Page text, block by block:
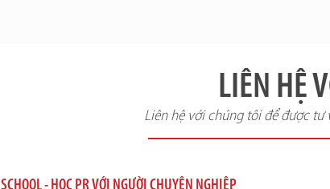
LIÊN HỆ
Liên hệ với chúng tôi để được
- HỌC PR VỚI NGƯỜI CHUYÊN NGHIỆP